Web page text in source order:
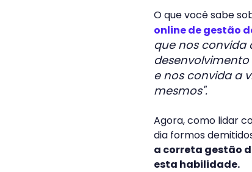
O que você sabe
online de gestão
que nos convida
e nos convida a
mesmos".
Agora, como lidar
dia formos
a correta gestão
esta habilidade.